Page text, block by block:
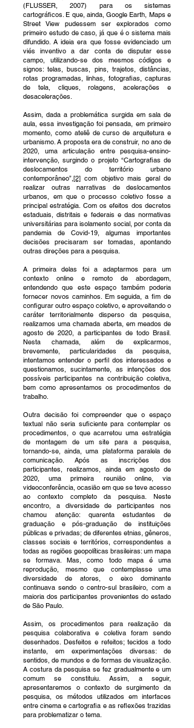
(FLUSSER, 2007) para os sistemas
cartográficos. E que, ainda, Google Earth, Maps e
Street View pudessem ser explorados como
primeiro estudo de caso, já que é o sistema mais
difundido. A ideia era que fosse evidenciado um
viés inventivo a dar conta de disputar esse
campo, utilizando-se dos mesmos códigos e
signos: telas, buscas, pins, trajetos, distâncias,
rotas programadas, linhas, fotografias, capturas
de tela, cliques, rolagens, acelerações e
desacelerações.
Assim, dada a problemática surgida em sala de
aula, essa investigação foi pensada, em primeiro
momento, como ateliê de curso de arquitetura e
urbanismo. A proposta era de construir, no ano de
2020, uma articulação entre pesquisa-ensino-
intervenção, surgindo o projeto “Cartografias de
deslocamentos do território urbano
contemporâneo”,[2] com objetivo mais geral de
realizar outras narrativas de deslocamentos
urbanos, em que o processo coletivo fosse a
principal estratégia. Com os efeitos dos decretos
estaduais, distritais e federais e das normativas
universitárias para isolamento social, por conta da
pandemia de Covid-19, algumas importantes
decisões precisaram ser tomadas, apontando
outras direções para a pesquisa.
A primeira delas foi a adaptarmos para um
contexto online e remoto de abordagem,
entendendo que este espaço também poderia
fornecer novos caminhos. Em seguida, a fim de
configurar outro espaço coletivo, e aproveitando o
caráter territorialmente disperso da pesquisa,
realizamos uma chamada aberta, em meados de
agosto de 2020, a participantes de todo Brasil.
Nesta chamada, além de explicarmos,
brevemente, particularidades da pesquisa,
intentamos entender o perfil dos interessados e
questionamos, sucintamente, as intenções dos
possíveis participantes na contribuição coletiva,
bem como apresentamos os procedimentos de
trabalho.
Outra decisão foi compreender que o espaço
textual não seria suficiente para contemplar os
procedimentos, o que acarretou uma estratégia
de montagem de um site para a pesquisa,
tornando-se, ainda, uma plataforma paralela de
comunicação. Após as inscrições dos
participantes, realizamos, ainda em agosto de
2020, uma primeira reunião online, via
videoconferência, ocasião em que se teve acesso
ao contexto completo da pesquisa. Neste
encontro, a diversidade de participantes nos
chamou atenção: quarenta estudantes de
graduação e pós-graduação de instituições
públicas e privadas; de diferentes etnias, gêneros,
classes sociais e territórios, correspondentes a
todas as regiões geopolíticas brasileiras: um mapa
se formava. Mas, como todo mapa é uma
reprodução, mesmo que contemplasse uma
diversidade de atores, o eixo dominante
continuava sendo o centro-sul brasileiro, com a
maioria dos participantes provenientes do estado
de São Paulo.
Assim, os procedimentos para realização da
pesquisa colaborativa e coletiva foram sendo
desenhados. Desfeitos e refeitos; tecidos a todo
instante, em experimentações diversas: de
sentidos, de mundos e de formas de visualização.
A costura da pesquisa se fez gradualmente e um
comum se constituiu. Assim, a seguir,
apresentaremos o contexto de surgimento da
pesquisa, os métodos utilizados em interfaces
entre cinema e cartografia e as reflexões trazidas
para problematizar o tema.